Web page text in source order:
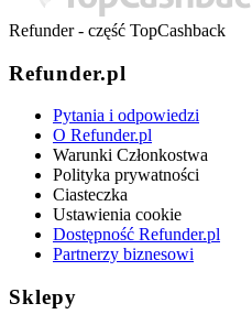
Refunder - część TopCashback
Refunder.pl
Pytania i odpowiedzi
O Refunder.pl
Warunki Członkostwa
Polityka prywatności
Ciasteczka
Ustawienia cookie
Dostępność Refunder.pl
Partnerzy biznesowi
Sklepy